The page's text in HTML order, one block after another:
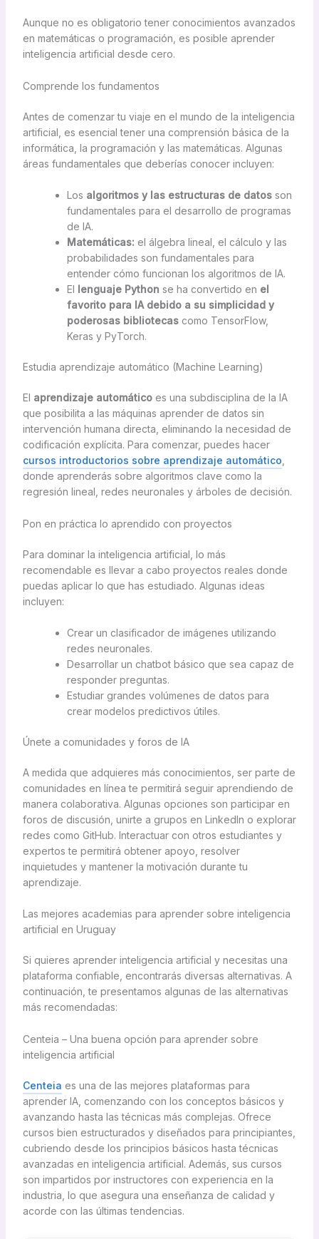
Aunque no es obligatorio tener conocimientos avanzados
en matemáticas o programación, es posible aprender
inteligencia artificial desde cero.
Comprende los fundamentos
Antes de comenzar tu viaje en el mundo de la inteligencia
artificial, es esencial tener una comprensión básica de la
informática, la programación y las matemáticas. Algunas
áreas fundamentales que deberías conocer incluyen:
Los algoritmos y las estructuras de datosson
fundamentales para el desarrollo de programas
de IA.
Matemáticas: el álgebra lineal, el cálculo y las
probabilidades son fundamentales para
entender cómo funcionan los algoritmos de IA.
El lenguaje Python se ha convertido en el
favorito para IA debido a su simplicidad y
poderosas bibliotecascomo TensorFlow,
Keras y PyTorch.
Estudia aprendizaje automático (Machine Learning)
El aprendizaje automáticoes una subdisciplina de la IA
que posibilita a las máquinas aprender de datos sin
intervención humana directa, eliminando la necesidad de
codificación explícita. Para comenzar, puedes hacer
cursos introductorios sobre aprendizaje automático
donde aprenderás sobre algoritmos clave como la
regresión lineal, redes neuronales y árboles de decisión.
Pon en práctica lo aprendido con proyectos
Para dominar la inteligencia artificial, lo más
recomendable es llevar a cabo proyectos reales donde
puedas aplicar lo que has estudiado. Algunas ideas
incluyen:
Crear un clasificador de imágenes utilizando
redes neuronales.
Desarrollar un chatbot básico que sea capaz de
responder preguntas.
Estudiar grandes volúmenes de datos para
crear modelos predictivos útiles.
Únete a comunidades y foros de IA
A medida que adquieres más conocimientos, ser parte de
comunidades en línea te permitirá seguir aprendiendo de
manera colaborativa. Algunas opciones son participar en
foros de discusión, unirte a grupos en LinkedIn o explorar
redes como GitHub. Interactuar con otros estudiantes y
expertos te permitirá obtener apoyo, resolver
inquietudes y mantener la motivación durante tu
aprendizaje.
Las mejores academias para aprender sobre inteligencia
artificial en Uruguay
Si quieres aprender inteligencia artificial y necesitas una
plataforma confiable, encontrarás diversas alternativas. A
continuación, te presentamos algunas de las alternativas
más recomendadas:
Centeia – Una buena opción para aprender sobre
inteligencia artificial
Centeia es una de las mejores plataformas para
aprender IA, comenzando con los conceptos básicos y
avanzando hasta las técnicas más complejas. Ofrece
cursos bien estructurados y diseñados para principiantes,
cubriendo desde los principios básicos hasta técnicas
avanzadas en inteligencia artificial. Además, sus cursos
son impartidos por instructores con experiencia en la
industria, lo que asegura una enseñanza de calidad y
acorde con las últimas tendencias.